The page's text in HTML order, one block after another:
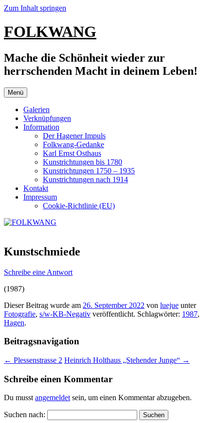
Zum Inhalt springen
FOLKWANG
Mache die Schönheit wieder zur
herrschenden Macht in deinem Leben!
Menü
Galerien
Verknüpfungen
Information
Der Hagener Impuls
Folkwang-Gedanke
Karl Ernst Osthaus
Kunstrichtungen bis 1780
Kunstrichtungen 1750 – 1935
Kunstrichtungen nach 1914
Kontakt
Impressum
Cookie-Richtlinie (EU)
Kunstschmiede
Schreibe eine Antwort
(1987)
Dieser Beitrag wurde am 26. September 2022 von luejue unter
Fotografie, s/w-KB-Negativ veröffentlicht. Schlagwörter: 1987,
Hagen.
Beitragsnavigation
← Plessenstrasse 2 Heinrich Holthaus „Stehender Junge“ →
Schreibe einen Kommentar
Du musstangemeldetsein, um einen Kommentar abzugeben.
Suchen nach: